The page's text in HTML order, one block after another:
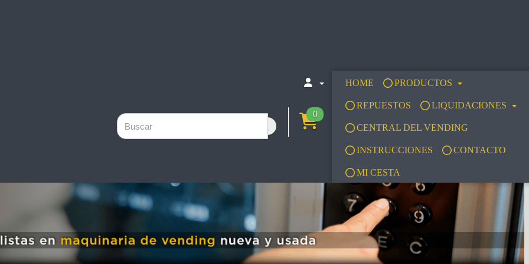
0
HOME PRODUCTOS
REPUESTOS LIQUIDACIONES
CENTRAL DEL VENDING
INSTRUCCIONES CONTACTO
MI CESTA